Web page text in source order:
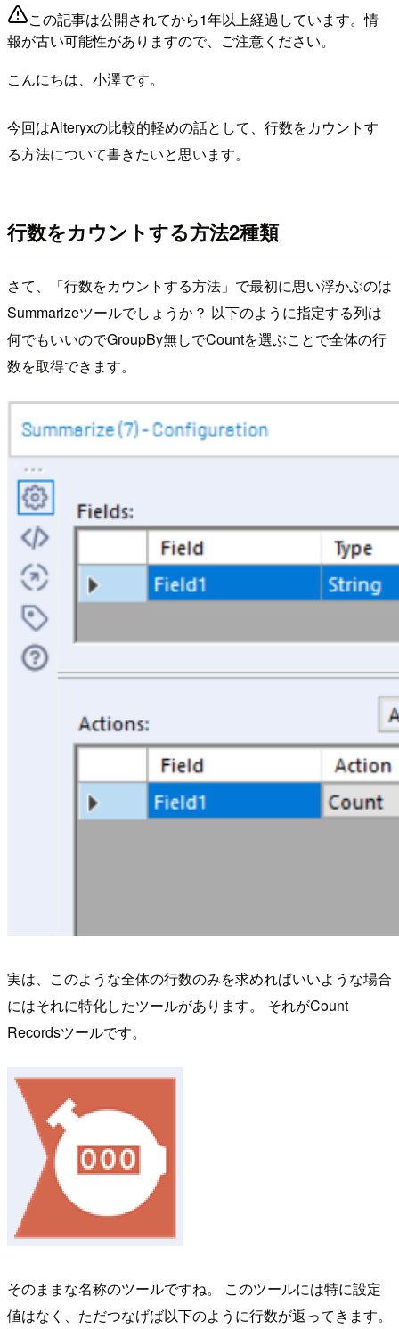
この記事は公開されてから1年以上経過しています。情
報が古い可能性がありますので、ご注意ください。
こんにちは、小澤です。
今回はAlteryxの比較的軽めの話として、行数をカウントす
る方法について書きたいと思います。
行数をカウントする方法2種類
さて、「行数をカウントする方法」で最初に思い浮かぶのは
Summarizeツールでしょうか？ 以下のように指定する列は
何でもいいのでGroupBy無しでCountを選ぶことで全体の行
数を取得できます。
実は、このような全体の行数のみを求めればいいような場合
にはそれに特化したツールがあります。 それがCount
Recordsツールです。
そのままな名称のツールですね。 このツールには特に設定
値はなく、ただつなげば以下のように行数が返ってきます。